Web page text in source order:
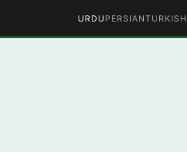
TURKISH
PERSIAN
URDU